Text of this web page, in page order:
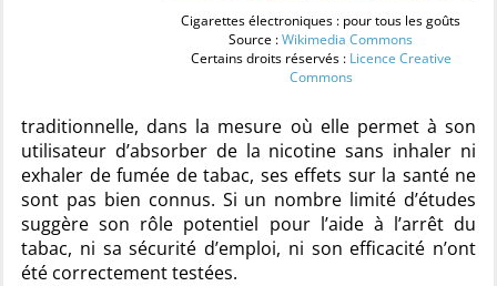
Cigarettes électroniques : pour tous les goûts
Source :Wikimedia Commons
Certains droits réservés : Licence Creative
Commons
traditionnelle, dans la mesure où elle permet à son
utilisateur d’absorber de la nicotine sans inhaler ni
exhaler de fumée de tabac, ses effets sur la santé ne
sont pas bien connus. Si un nombre limité d’études
suggère son rôle potentiel pour l’aide à l’arrêt du
tabac, ni sa sécurité d’emploi, ni son efficacité n’ont
été correctement testées.